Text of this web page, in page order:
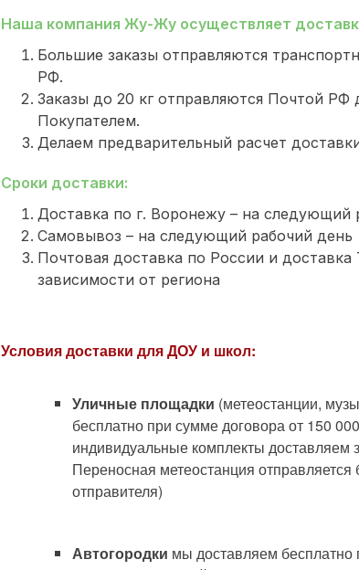
Наша компания Жу-Жу осуществляет
Большие заказы отправляются
РФ.
Заказы до 20 кг отправляются Почтой РФ
Покупателем.
Делаем предварительный расчет
Сроки доставки:
Доставка по г. Воронежу – на следующий
Самовывоз – на следующий рабочий день
Почтовая доставка по России и
зависимости от региона
Условия доставки для ДОУ и школ:
Уличные площадки (метеостанции,
бесплатно при сумме договора от 150
индивидуальные комплекты доставляем
Переносная метеостанция
отправителя)
Автогородки мы доставляем бесплатно